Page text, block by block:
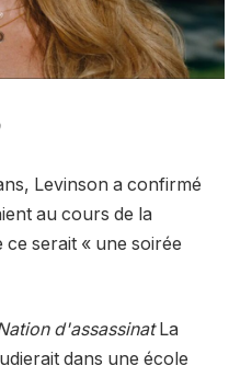
Levinson a confirmé
au cours de la
serait « une soirée
d'assassinatLa
dans une école